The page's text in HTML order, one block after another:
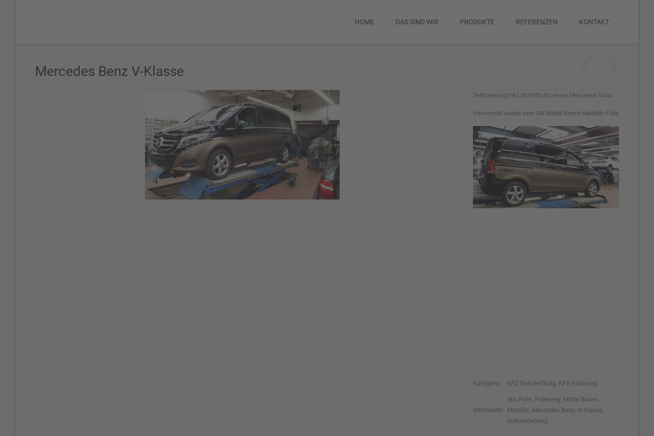
HOME DAS SIND WIR PRODUKTE REFERENZEN KONTAKT
Mercedes Benz V-Klasse
Teilfolierung inkl. Schriftsatz eines Mercedes Vans
Verwendet wurde eine 3M Matte Brown Metallic Folie
Kategorie: KFZ-Beschriftung, KFZ-Folierung
Stichworte:
3M, Folie, Folierung, Matte Brown
Metallic, Mercedes Benz, V-Klasse,
Vollverklebung